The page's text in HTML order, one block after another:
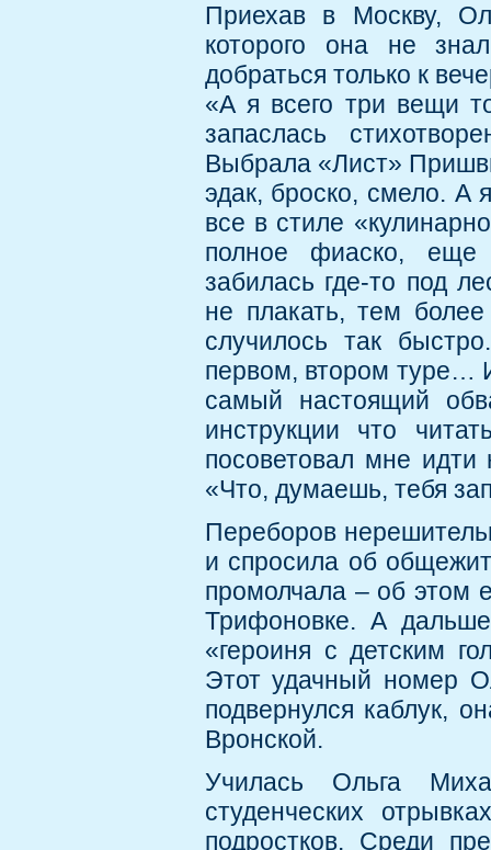
Приехав в Москву,
которого она не
добраться только к
«А я всего три вещи
запаслась
Выбрала «Лист»
эдак, броско, смело. А
все в стиле
полное фиаско, еще
забилась где-то под
не плакать, тем
случилось так
первом, втором туре…
самый настоящий
инструкции что
посоветовал мне
«Что, думаешь, тебя
Переборов
и спросила об
промолчала – об этом
Трифоновке. А
«героиня с детским
Этот удачный номер
подвернулся каблук,
Вронской.
Училась Ольга
студенческих
подростков. Среди